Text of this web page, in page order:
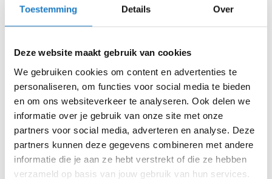
Toestemming Details Over
Deze website maakt gebruik van cookies
We gebruiken cookies om content en advertenties te
personaliseren, om functies voor social media te bieden
en om ons websiteverkeer te analyseren. Ook delen we
informatie over je gebruik van onze site met onze
partners voor social media, adverteren en analyse. Deze
partners kunnen deze gegevens combineren met andere
informatie die je aan ze hebt verstrekt of die ze hebben
verzameld op basis van jouw gebruik van hun services.
r
m
e
n
F
a
s
h
i
o
n
Shark
Sena For Shark
249,95
Shark
Sena For Shark
209,95